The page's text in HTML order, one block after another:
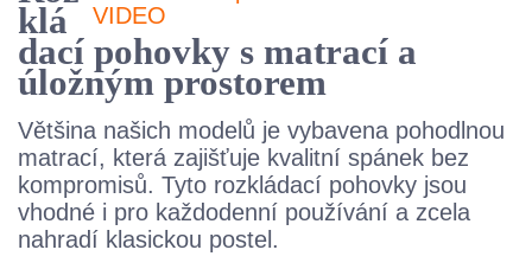
klá
dací pohovky s matrací a
úložným prostorem
Většina našich modelů je vybavena pohodlnou
matrací, která zajišťuje kvalitní spánek bez
kompromisů. Tyto rozkládací pohovky jsou
vhodné i pro každodenní používání a zcela
nahradí klasickou postel.